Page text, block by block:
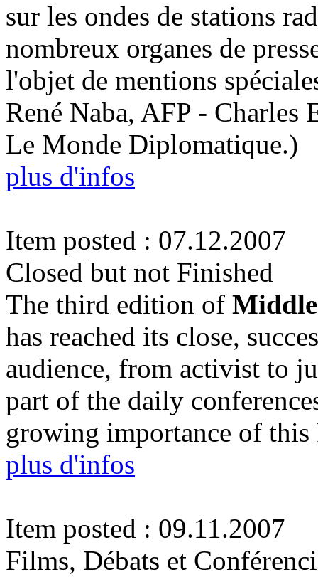
sur les ondes de stations
nombreux organes de
l'objet de mentions
René Naba, AFP - Charles
Le Monde Diplomatique.)
plus d'infos
Item posted : 07.12.2007
Closed but not Finished
The third edition of
has reached its close,
audience, from activist to
part of the daily
growing importance of
plus d'infos
Item posted : 09.11.2007
Films, Débats et